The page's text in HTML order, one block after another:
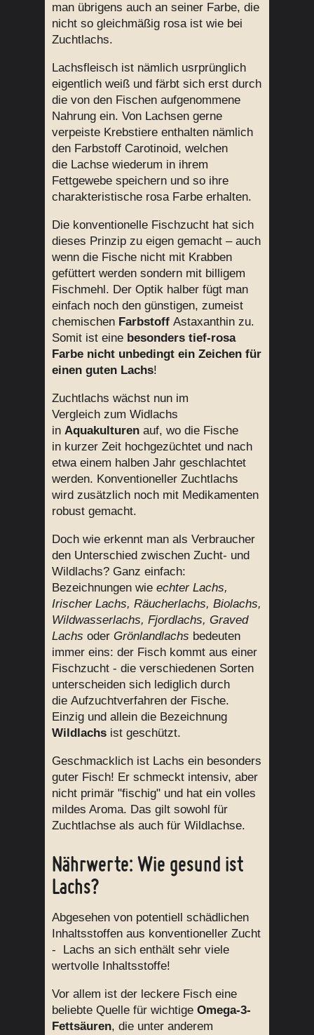
man übrigens auch an seiner Farbe, die
nicht so gleichmäßig rosa ist wie bei
Zuchtlachs.
Lachsfleisch ist nämlich usrprünglich
eigentlich weiß und färbt sich erst durch
die von den Fischen aufgenommene
Nahrung ein. Von Lachsen gerne
verpeiste Krebstiere enthalten nämlich
den Farbstoff Carotinoid, welchen
die Lachse wiederum in ihrem
Fettgewebe speichern und so ihre
charakteristische rosa Farbe erhalten.
Die konventionelle Fischzucht hat sich
dieses Prinzip zu eigen gemacht – auch
wenn die Fische nicht mit Krabben
gefüttert werden sondern mit billigem
Fischmehl. Der Optik halber fügt man
einfach noch den günstigen, zumeist
chemischen Farbstoff Astaxanthin zu.
Somit ist eine besonders tief-rosa
Farbe nicht unbedingt ein Zeichen für
einen guten Lachs!
Zuchtlachs wächst nun im
Vergleich zum Widlachs
in Aquakulturen auf, wo die Fische
in kurzer Zeit hochgezüchtet und nach
etwa einem halben Jahr geschlachtet
werden. Konventioneller Zuchtlachs
wird zusätzlich noch mit Medikamenten
robust gemacht.
Doch wie erkennt man als Verbraucher
den Unterschied zwischen Zucht- und
Wildlachs? Ganz einfach:
Bezeichnungen wie echter Lachs,
Irischer Lachs, Räucherlachs, Biolachs,
Wildwasserlachs, Fjordlachs, Graved
Lachs oder Grönlandlachs bedeuten
immer eins: der Fisch kommt aus einer
Fischzucht - die verschiedenen Sorten
unterscheiden sich lediglich durch
die Aufzuchtverfahren der Fische.
Einzig und allein die Bezeichnung
Wildlachs ist geschützt.
Geschmacklich ist Lachs ein besonders
guter Fisch! Er schmeckt intensiv, aber
nicht primär "fischig" und hat ein volles
mildes Aroma. Das gilt sowohl für
Zuchtlachse als auch für Wildlachse.
Nährwerte: Wie gesund ist
Lachs?
Abgesehen von potentiell schädlichen
Inhaltsstoffen aus konventioneller Zucht
- Lachs an sich enthält sehr viele
wertvolle Inhaltsstoffe!
Vor allem ist der leckere Fisch eine
beliebte Quelle für wichtige Omega-3-
Fettsäuren, die unter anderem